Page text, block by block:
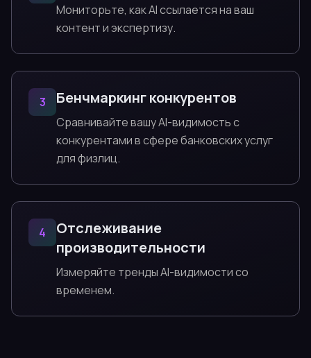
Мониторьте, как AI ссылается на ваш
контент и экспертизу.
3 Бенчмаркинг конкурентов
Сравнивайте вашу AI-видимость с
конкурентами в сфере банковских услуг
для физлиц.
4
Отслеживание
производительности
Измеряйте тренды AI-видимости со
временем.